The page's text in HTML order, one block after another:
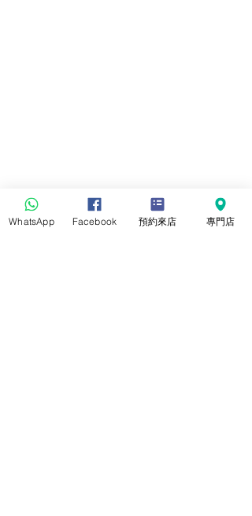
WhatsApp Facebook 預約來店 專門店